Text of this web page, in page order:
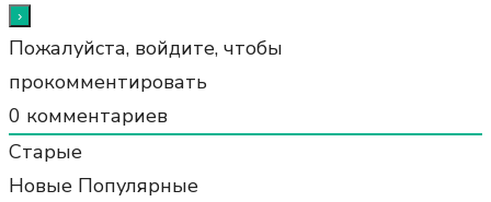
Пожалуйста, войдите, чтобы
прокомментировать
0 комментариев
Старые
Новые Популярные